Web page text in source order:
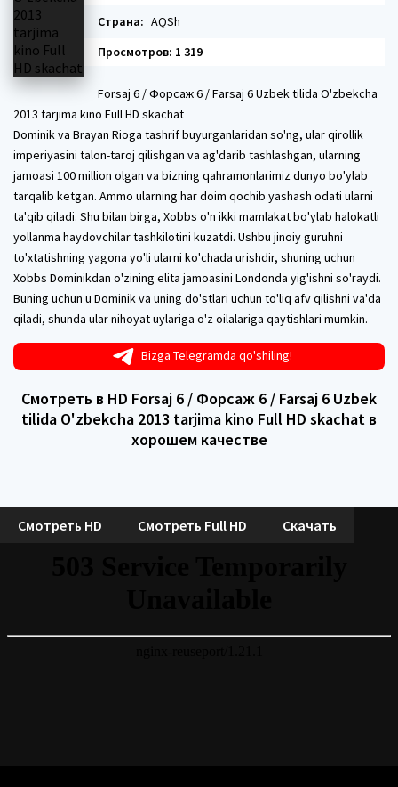
Страна: AQSh
Просмотров: 1 319
Forsaj 6 / Форсаж 6 / Farsaj 6 Uzbek tilida O'zbekcha
2013 tarjima kino Full HD skachat
Dominik va Brayan Rioga tashrif buyurganlaridan so'ng, ular qirollik
imperiyasini talon-taroj qilishgan va ag'darib tashlashgan, ularning
jamoasi 100 million olgan va bizning qahramonlarimiz dunyo bo'ylab
tarqalib ketgan. Ammo ularning har doim qochib yashash odati ularni
ta'qib qiladi. Shu bilan birga, Xobbs o'n ikki mamlakat bo'ylab halokatli
yollanma haydovchilar tashkilotini kuzatdi. Ushbu jinoiy guruhni
to'xtatishning yagona yo'li ularni ko'chada urishdir, shuning uchun
Xobbs Dominikdan o'zining elita jamoasini Londonda yig'ishni so'raydi.
Buning uchun u Dominik va uning do'stlari uchun to'liq afv qilishni va'da
qiladi, shunda ular nihoyat uylariga o'z oilalariga qaytishlari mumkin.
Bizga Telegramda qo'shiling!
Смотреть в HD Forsaj 6 / Форсаж 6 / Farsaj 6 Uzbek
tilida O'zbekcha 2013 tarjima kino Full HD skachat в
хорошем качестве
Смотреть HD Смотреть Full HD Скачать